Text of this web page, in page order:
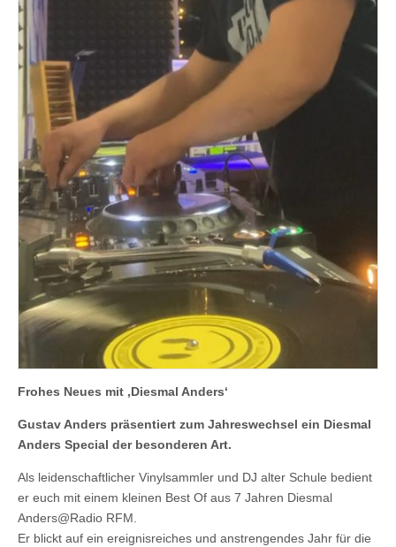
Frohes Neues mit ‚Diesmal Anders‘
Gustav Anders präsentiert zum Jahreswechsel ein Diesmal
Anders Special der besonderen Art.
Als leidenschaftlicher Vinylsammler und DJ alter Schule bedient
er euch mit einem kleinen Best Of aus 7 Jahren Diesmal
Anders@Radio RFM.
Er blickt auf ein ereignisreiches und anstrengendes Jahr für die